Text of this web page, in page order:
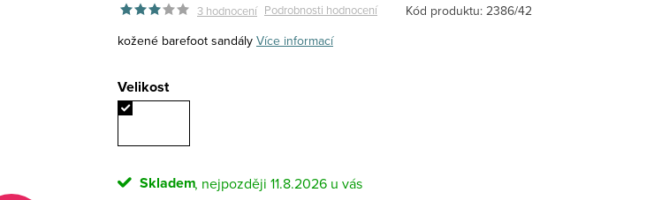
3 hodnocení Podrobnosti hodnocení Kód produktu: 2386/42
kožené barefoot sandály Více informací
Velikost
Skladem 11.8.2026